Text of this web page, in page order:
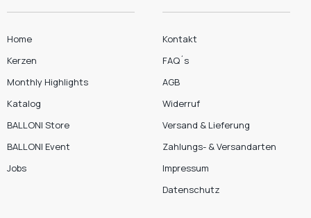
Home
Kerzen
Monthly Highlights
Katalog
BALLONI Store
BALLONI Event
Jobs
Kontakt
FAQ´s
AGB
Widerruf
Versand & Lieferung
Zahlungs- & Versandarten
Impressum
Datenschutz